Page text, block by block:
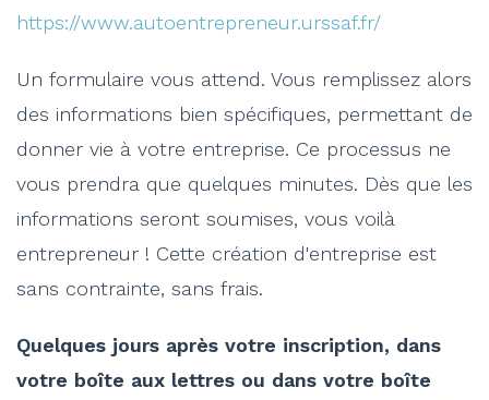
https://www.autoentrepreneur.urssaf.fr/
Un formulaire vous attend. Vous remplissez alors
des informations bien spécifiques, permettant de
donner vie à votre entreprise. Ce processus ne
vous prendra que quelques minutes. Dès que les
informations seront soumises, vous voilà
entrepreneur ! Cette création d'entreprise est
sans contrainte, sans frais.
Quelques jours après votre inscription, dans
votre boîte aux lettres ou dans votre boîte